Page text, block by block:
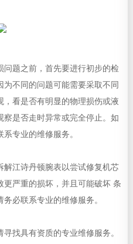
题之前，首先要进行初步的检
不同的问题可能需要采取不同
看是否有明显的物理损伤或液
是否走时异常或完全停止。如
专业的维修服务。
江诗丹顿腕表以尝试修复机芯
严重的损坏，并且可能破坏 条
必联系专业的维修服务。
具有资质的专业维修服务。